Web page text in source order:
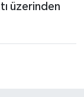
üzerinden